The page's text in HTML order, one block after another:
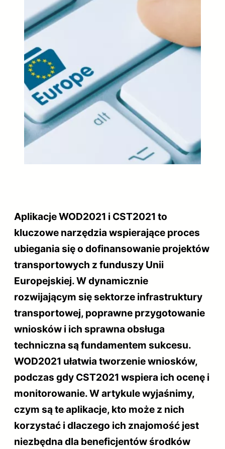
Aplikacje WOD2021 i CST2021 to
kluczowe narzędzia wspierające proces
ubiegania się o dofinansowanie projektów
transportowych z funduszy Unii
Europejskiej. W dynamicznie
rozwijającym się sektorze infrastruktury
transportowej, poprawne przygotowanie
wniosków i ich sprawna obsługa
techniczna są fundamentem sukcesu.
WOD2021 ułatwia tworzenie wniosków,
podczas gdy CST2021 wspiera ich ocenę i
monitorowanie. W artykule wyjaśnimy,
czym są te aplikacje, kto może z nich
korzystać i dlaczego ich znajomość jest
niezbędna dla beneficjentów środków